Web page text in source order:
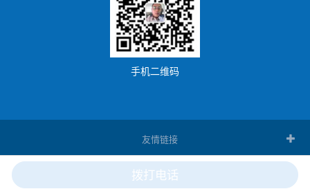
手机二维码
友情链接
拨打电话